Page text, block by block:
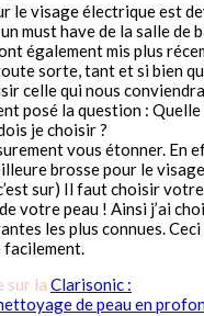
le visage électrique est
must have de la salle de
également mis plus
sorte, tant et si bien
celle qui nous
posé la question :
je choisir ?
vous étonner. En
brosse pour le
sur) Il faut choisir
votre peau ! Ainsi j’ai
les plus connues.
sur la Clarisonic :
de peau en